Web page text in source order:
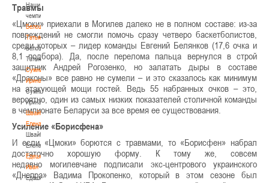
Наши
чемпионы
Белошапко
Татьяна
Белошапко
Татьяна
Сумникова
Ирина
Сумникова
Ирина
Швайбович
Елена
Швайбович
Елена
Едешко
Иван
Едешко
Травмы
«Цмоки» приехали в Могилев далеко не в полном составе: из-за
повреждений не смогли помочь сразу четверо баскетболистов,
среди которых – лидер команды Евгений Белянков (17,6 очка и
8,1 подбора). Да, после перелома пальца вернулся в строй
защитник Андрей Рогозенко, но залатать дыры в составе
«Драконы» все равно не сумели – и это сказалось как минимум
на атакующей мощи гостей. Ведь 55 набранных очков – это,
вероятно, один из самых низких показателей столичной команды
в чемпионате Беларуси за все время ее существования.
Усиление «Борисфена»
И если «Цмоки» борются с травмами, то «Борисфен» набрал
достаточно хорошую форму. К тому же, совсем
недавно могилевчане подписали экс-центрового украинского
«Днепра» Вадима Прокопенко, который в этом сезоне был